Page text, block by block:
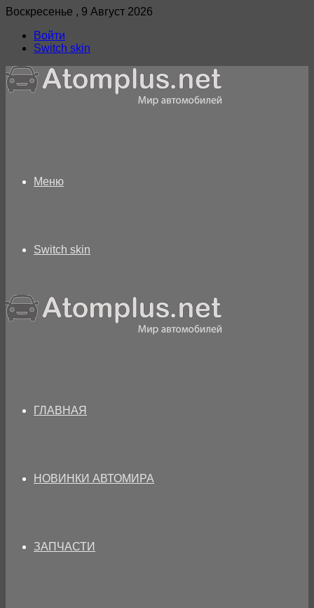
Воскресенье , 9 Август 2026
Войти
Switch skin
Меню
Switch skin
ГЛАВНАЯ
НОВИНКИ АВТОМИРА
ЗАПЧАСТИ